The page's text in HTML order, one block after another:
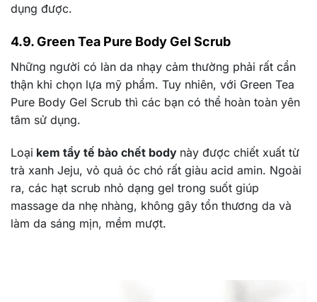
dụng được.
4.9. Green Tea Pure Body Gel Scrub
Những người có làn da nhạy cảm thường phải rất cẩn
thận khi chọn lựa mỹ phẩm. Tuy nhiên, với Green Tea
Pure Body Gel Scrub thì các bạn có thể hoàn toàn yên
tâm sử dụng.
Loại kem tẩy tế bào chết body này được chiết xuất từ
trà xanh Jeju, vỏ quả óc chó rất giàu acid amin. Ngoài
ra, các hạt scrub nhỏ dạng gel trong suốt giúp
massage da nhẹ nhàng, không gây tổn thương da và
làm da sáng mịn, mềm mượt.